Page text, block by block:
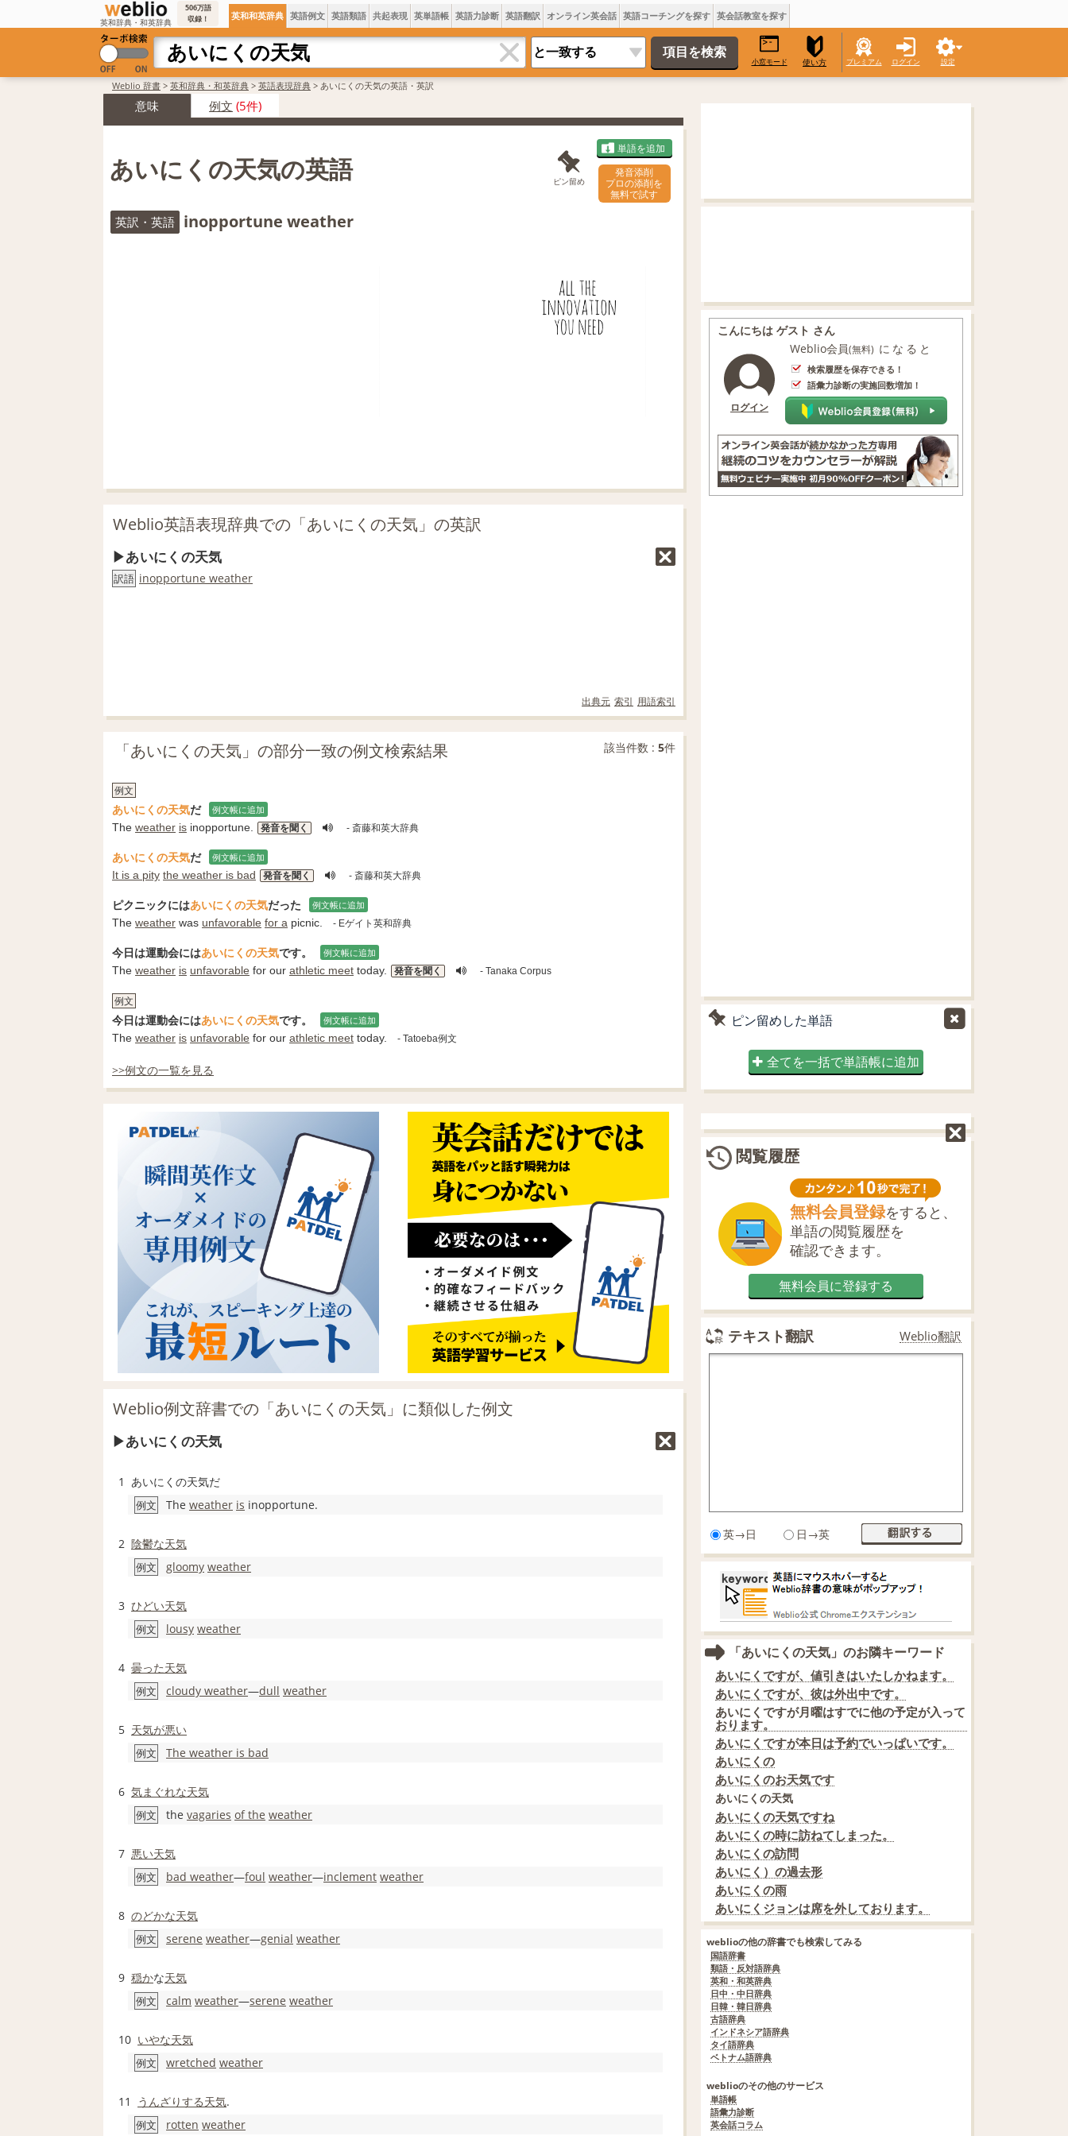
英和辞典・和英辞典
506万語
収録！
英和和英辞典 英語例文 英語類語 共起表現 英単語帳 英語力診断 英語翻訳 オンライン英会話 英語コーチングを探す 英会話教室を探す
小窓モード 使い方 プレミアム ログイン 設定
Weblio 辞書 > 英和辞典・和英辞典 > 英語表現辞典 > あいにくの天気の英語・英訳
意味 例文 (5件)
あいにくの天気の英語 ピン留め
単語を追加
発音添削
プロの添削を
無料で試す
英訳・英語 inopportune weather
Weblio英語表現辞典での「あいにくの天気」の英訳
あいにくの天気
訳語 inopportune weather
出典元 索引 用語索引
「あいにくの天気」の部分一致の例文検索結果 該当件数 : 5件
例文
あいにくの天気だ 例文帳に追加
The weather is inopportune. 発音を聞く - 斎藤和英大辞典
あいにくの天気だ 例文帳に追加
It is a pity the weather is bad 発音を聞く - 斎藤和英大辞典
ピクニックにはあいにくの天気だった 例文帳に追加
The weather was unfavorable for a picnic. - Eゲイト英和辞典
今日は運動会にはあいにくの天気です。 例文帳に追加
The weather is unfavorable for our athletic meet today. 発音を聞く - Tanaka Corpus
例文
今日は運動会にはあいにくの天気です。 例文帳に追加
The weather is unfavorable for our athletic meet today. - Tatoeba例文
>>例文の一覧を見る
Weblio例文辞書での「あいにくの天気」に類似した例文
あいにくの天気
1 あいにくの天気だ
例文 The weather is inopportune.
2 陰鬱な天気
例文 gloomy weather
3 ひどい天気
例文 lousy weather
4 曇った天気
例文 cloudy weather―dull weather
5 天気が悪い
例文 The weather is bad
6 気まぐれな天気
例文 the vagaries of the weather
7 悪い天気
例文 bad weather―foul weather―inclement weather
8 のどかな天気
例文 serene weather―genial weather
9 穏かな天気
例文 calm weather―serene weather
10 いやな天気
例文 wretched weather
11 うんざりする天気.
例文 rotten weather
こんにちは ゲスト さん
ログイン
Weblio会員(無料) になると
検索履歴を保存できる！
語彙力診断の実施回数増加！
ピン留めした単語
全てを一括で単語帳に追加
閲覧履歴
無料会員登録をすると、
単語の閲覧履歴を
確認できます。
無料会員に登録する
テキスト翻訳 Weblio翻訳
英→日 日→英
「あいにくの天気」のお隣キーワード
あいにくですが、値引きはいたしかねます。
あいにくですが、彼は外出中です。
あいにくですが月曜はすでに他の予定が入って
おります。
あいにくですが本日は予約でいっぱいです。
あいにくの
あいにくのお天気です
あいにくの天気
あいにくの天気ですね
あいにくの時に訪ねてしまった。
あいにくの訪問
あいにく）の過去形
あいにくの雨
あいにくジョンは席を外しております。
weblioの他の辞書でも検索してみる
国語辞書
類語・反対語辞典
英和・和英辞典
日中・中日辞典
日韓・韓日辞典
古語辞典
インドネシア語辞典
タイ語辞典
ベトナム語辞典
weblioのその他のサービス
単語帳
語彙力診断
英会話コラム